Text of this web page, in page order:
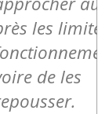
les
de les